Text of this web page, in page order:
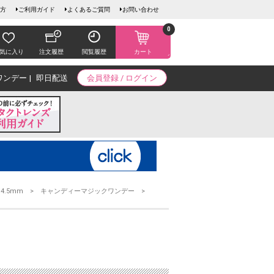
ご利用ガイド よくあるご質問 お問い合わせ
に入り 注文履歴 閲覧履歴 カート
0
会員登録 / ログイン
ンデー 即日配送
キャンディーマジックワンデー